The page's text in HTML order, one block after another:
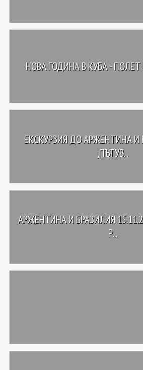
НОВА ГОДИНА В КУБА - ПОЛЕТ
ЕКСКУРЗИЯ ДО АРЖЕНТИНА И
,ПЪТУВ...
АРЖЕНТИНА И БРАЗИЛИЯ
Р...